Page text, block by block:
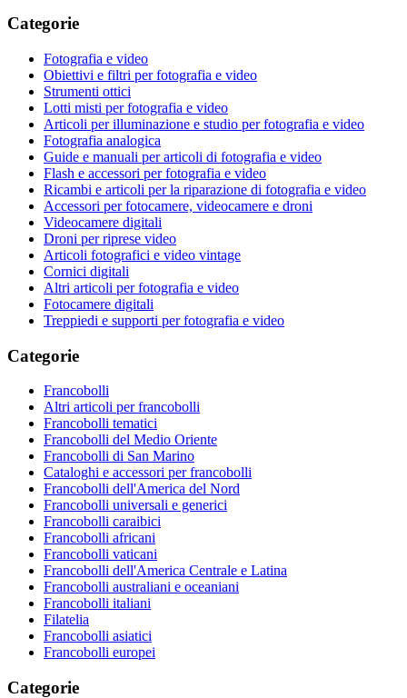
Categorie
Fotografia e video
Obiettivi e filtri per fotografia e video
Strumenti ottici
Lotti misti per fotografia e video
Articoli per illuminazione e studio per fotografia e video
Fotografia analogica
Guide e manuali per articoli di fotografia e video
Flash e accessori per fotografia e video
Ricambi e articoli per la riparazione di fotografia e video
Accessori per fotocamere, videocamere e droni
Videocamere digitali
Droni per riprese video
Articoli fotografici e video vintage
Cornici digitali
Altri articoli per fotografia e video
Fotocamere digitali
Treppiedi e supporti per fotografia e video
Categorie
Francobolli
Altri articoli per francobolli
Francobolli tematici
Francobolli del Medio Oriente
Francobolli di San Marino
Cataloghi e accessori per francobolli
Francobolli dell'America del Nord
Francobolli universali e generici
Francobolli caraibici
Francobolli africani
Francobolli vaticani
Francobolli dell'America Centrale e Latina
Francobolli australiani e oceaniani
Francobolli italiani
Filatelia
Francobolli asiatici
Francobolli europei
Categorie